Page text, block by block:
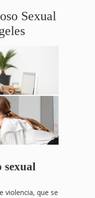
Sexual
sexual
violencia, que se